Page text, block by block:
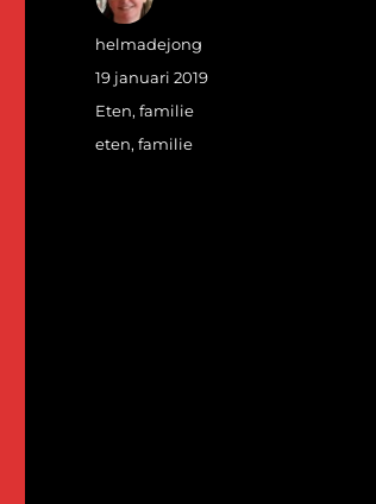
Auteur
helmadejong
Geplaatst
op
19 januari 2019
Categorieën
Eten,familie
Tags
eten,familie